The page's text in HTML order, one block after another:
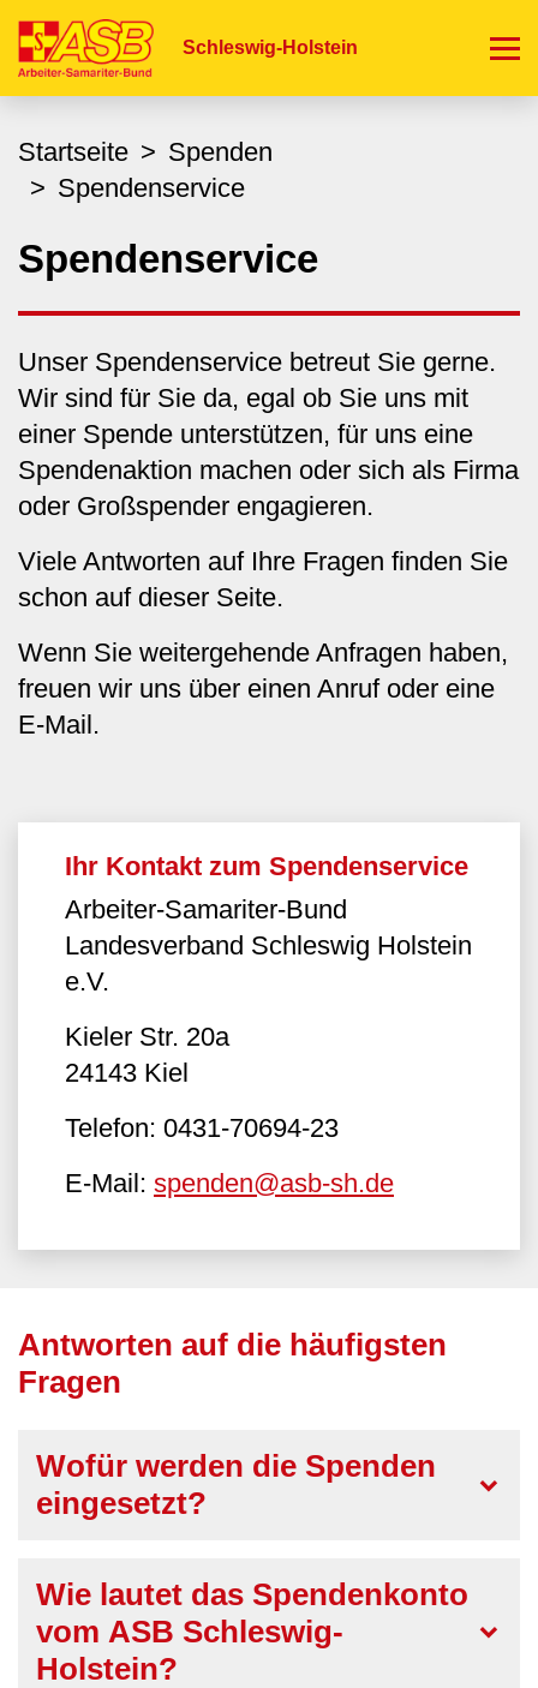
zum
Schleswig-Holstein
Startseite
Spenden
Spendenservice
Spendenservice
Unser Spendenservice betreut Sie gerne.
Wir sind für Sie da, egal ob Sie uns mit
einer Spende unterstützen, für uns eine
Spendenaktion machen oder sich als Firma
oder Großspender engagieren.
Viele Antworten auf Ihre Fragen finden Sie
schon auf dieser Seite.
Wenn Sie weitergehende Anfragen haben,
freuen wir uns über einen Anruf oder eine
E-Mail.
Ihr Kontakt zum Spendenservice
Arbeiter-Samariter-Bund
Landesverband Schleswig Holstein
e.V.
Kieler Str. 20a
24143 Kiel
Telefon: 0431-70694-23
E-Mail: spenden@asb-sh.de
Antworten auf die häufigsten
Fragen
Wofür werden die Spenden
eingesetzt?
Wie lautet das Spendenkonto
vom ASB Schleswig-
Holstein?